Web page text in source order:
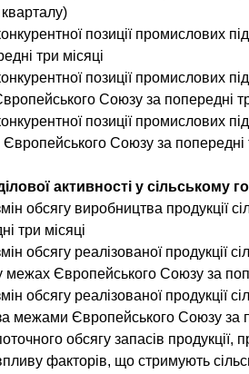
позиції промислових
три місяці
позиції промислових
Союзу за попередні
позиції промислових
Союзу за попередні
активності у сільському
обсягу виробництва продукції
три місяці
обсягу реалізованої продукції
межах Європейського Союзу за
обсягу реалізованої продукції
межами Європейського Союзу за
обсягу запасів продукції,
факторів, що стримують